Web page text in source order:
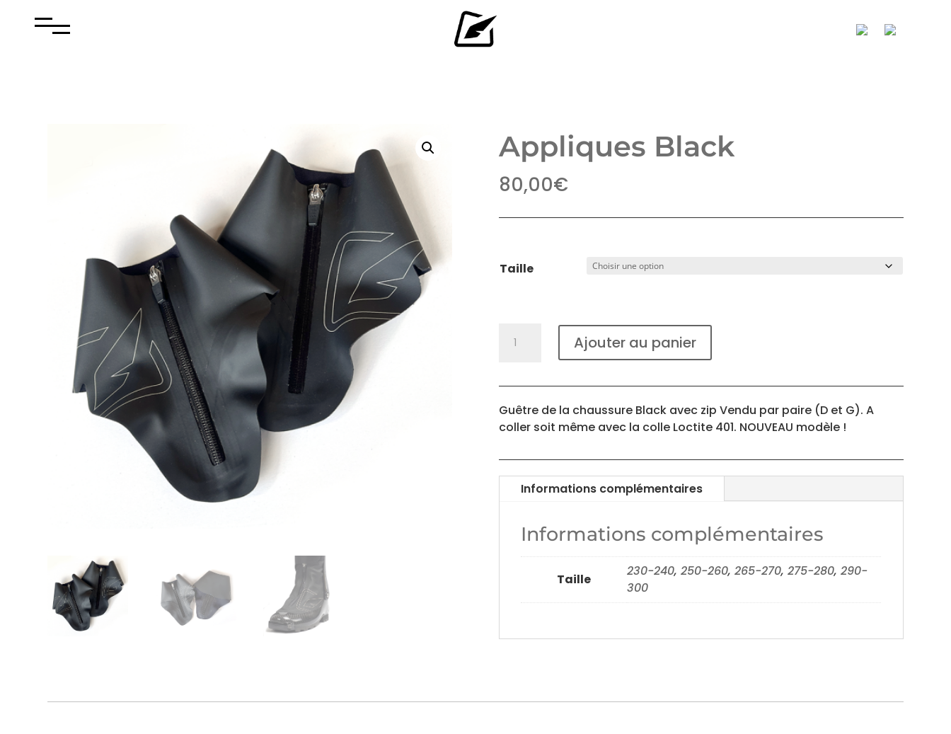
Appliques Black
80,00€
Taille
Black
Ajouter au panier
Guêtre de la chaussure Black avec zip Vendu par paire (D et G). A
coller soit même avec la colle Loctite 401. NOUVEAU modèle !
Informations complémentaires
Informations complémentaires
Taille
230-240,250-260,265-270,275-280,290-
300